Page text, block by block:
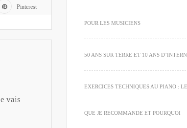
Pinterest
vais
POUR LES MUSICIENS
50 ANS SUR TERRE ET 10 ANS
EXERCICES TECHNIQUES AU PIANO :
QUE JE RECOMMANDE ET POURQUOI